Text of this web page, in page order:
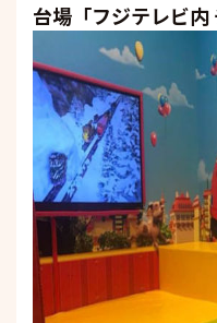
台場「フジテレビ内